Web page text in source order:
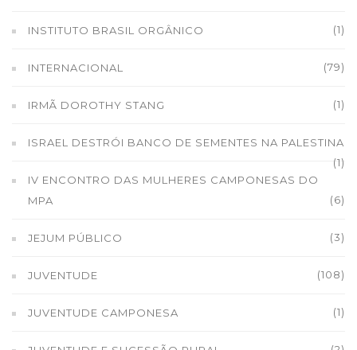
INSTITUTO BRASIL ORGÂNICO (1)
INTERNACIONAL (79)
IRMÃ DOROTHY STANG (1)
ISRAEL DESTRÓI BANCO DE SEMENTES NA PALESTINA
(1)
IV ENCONTRO DAS MULHERES CAMPONESAS DO
MPA
(6)
JEJUM PÚBLICO (3)
JUVENTUDE (108)
JUVENTUDE CAMPONESA (1)